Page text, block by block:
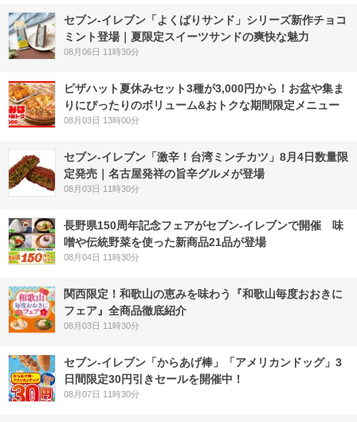
セブン‐イレブン「よくばりサンド」シリーズ新作チョコ
ミント登場｜夏限定スイーツサンドの爽快な魅力
08月06日 11時30分
ピザハット夏休みセット3種が3,000円から！お盆や集ま
りにぴったりのボリューム&おトクな期間限定メニュー
08月03日 13時00分
セブン-イレブン「激辛！台湾ミンチカツ」8月4日数量限
定発売｜名古屋発祥の旨辛グルメが登場
08月03日 11時30分
長野県150周年記念フェアがセブン-イレブンで開催 味
噌や伝統野菜を使った新商品21品が登場
08月04日 11時30分
関西限定！和歌山の恵みを味わう『和歌山毎度おおきに
フェア』全商品徹底紹介
08月03日 11時30分
セブン‐イレブン「からあげ棒」「アメリカンドッグ」3
日間限定30円引きセールを開催中！
08月07日 11時30分